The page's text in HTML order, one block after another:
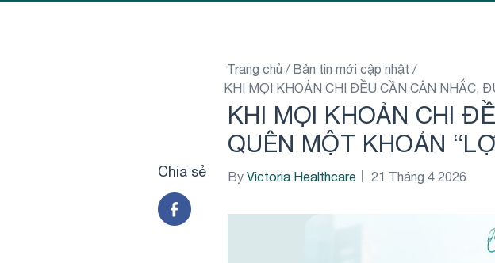
Chia sẻ
Trang chủ /Bản tin mới cập nhật /
KHI MỌI KHOẢN CHI ĐỀU CẦN CÂN NHẮC,
KHI MỌI KHOẢN CHI
QUÊN MỘT KHOẢN
By Victoria Healthcare 21 Tháng 4 2026